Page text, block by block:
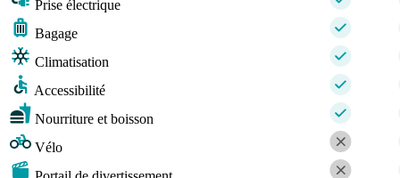
Prise électrique
Bagage
Climatisation
Accessibilité
Nourriture et boisson
Vélo